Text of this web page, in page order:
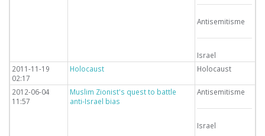
Antisemitisme
Israel
2011-11-19
02:17
Holocaust Holocaust
2012-06-04
11:57
Muslim Zionist's quest to battle
anti-Israel bias
Antisemitisme
Israel